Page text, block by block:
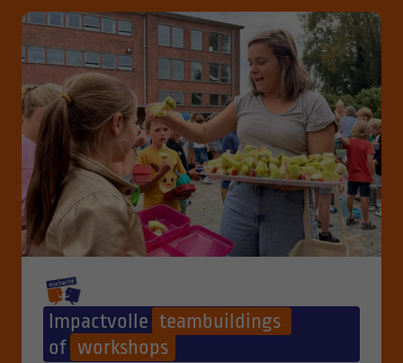
Impactvolle teambuildings
of workshops